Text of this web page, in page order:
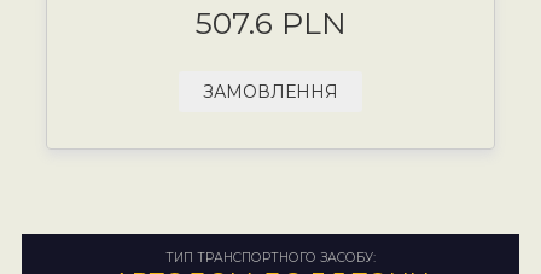
507.6 PLN
ЗАМОВЛЕННЯ
ТИП ТРАНСПОРТНОГО ЗАСОБУ: